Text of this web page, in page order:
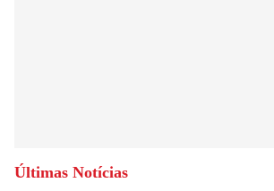
Últimas Notícias